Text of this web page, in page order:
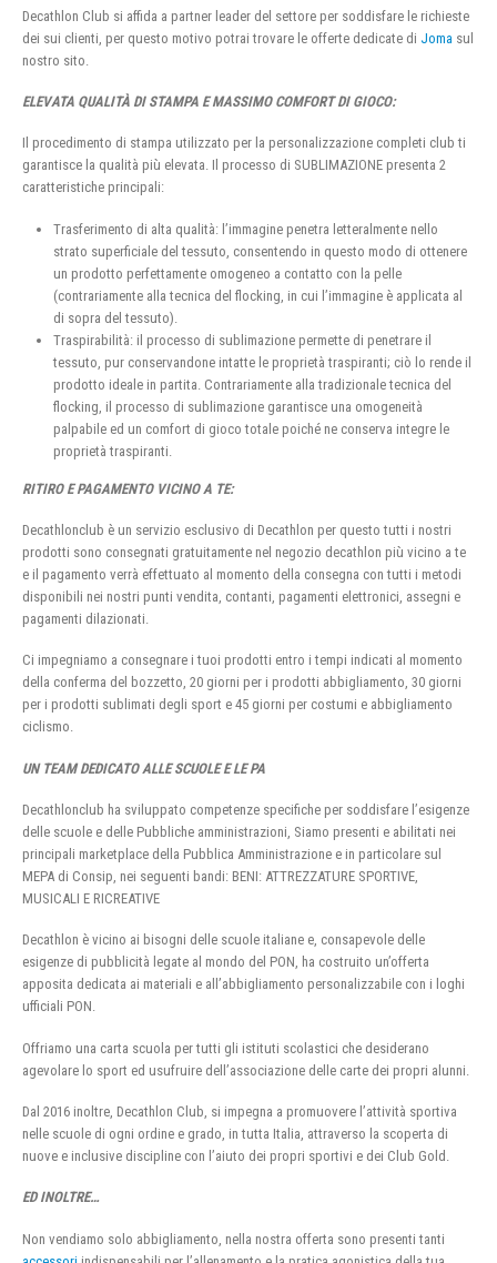
Decathlon Club si affida a partner leader del settore per soddisfare le richieste
dei sui clienti, per questo motivo potrai trovare le offerte dedicate di Joma sul
nostro sito.
ELEVATA QUALITÀ DI STAMPA E MASSIMO COMFORT DI GIOCO:
Il procedimento di stampa utilizzato per la personalizzazione completi club ti
garantisce la qualità più elevata. Il processo di SUBLIMAZIONE presenta 2
caratteristiche principali:
Trasferimento di alta qualità: l’immagine penetra letteralmente nello
strato superficiale del tessuto, consentendo in questo modo di ottenere
un prodotto perfettamente omogeneo a contatto con la pelle
(contrariamente alla tecnica del flocking, in cui l’immagine è applicata al
di sopra del tessuto).
Traspirabilità: il processo di sublimazione permette di penetrare il
tessuto, pur conservandone intatte le proprietà traspiranti; ciò lo rende il
prodotto ideale in partita. Contrariamente alla tradizionale tecnica del
flocking, il processo di sublimazione garantisce una omogeneità
palpabile ed un comfort di gioco totale poiché ne conserva integre le
proprietà traspiranti.
RITIRO E PAGAMENTO VICINO A TE:
Decathlonclub è un servizio esclusivo di Decathlon per questo tutti i nostri
prodotti sono consegnati gratuitamente nel negozio decathlon più vicino a te
e il pagamento verrà effettuato al momento della consegna con tutti i metodi
disponibili nei nostri punti vendita, contanti, pagamenti elettronici, assegni e
pagamenti dilazionati.
Ci impegniamo a consegnare i tuoi prodotti entro i tempi indicati al momento
della conferma del bozzetto, 20 giorni per i prodotti abbigliamento, 30 giorni
per i prodotti sublimati degli sport e 45 giorni per costumi e abbigliamento
ciclismo.
UN TEAM DEDICATO ALLE SCUOLE E LE PA
Decathlonclub ha sviluppato competenze specifiche per soddisfare l’esigenze
delle scuole e delle Pubbliche amministrazioni, Siamo presenti e abilitati nei
principali marketplace della Pubblica Amministrazione e in particolare sul
MEPA di Consip, nei seguenti bandi: BENI: ATTREZZATURE SPORTIVE,
MUSICALI E RICREATIVE
Decathlon è vicino ai bisogni delle scuole italiane e, consapevole delle
esigenze di pubblicità legate al mondo del PON, ha costruito un’offerta
apposita dedicata ai materiali e all’abbigliamento personalizzabile con i loghi
ufficiali PON.
Offriamo una carta scuola per tutti gli istituti scolastici che desiderano
agevolare lo sport ed usufruire dell’associazione delle carte dei propri alunni.
Dal 2016 inoltre, Decathlon Club, si impegna a promuovere l’attività sportiva
nelle scuole di ogni ordine e grado, in tutta Italia, attraverso la scoperta di
nuove e inclusive discipline con l’aiuto dei propri sportivi e dei Club Gold.
ED INOLTRE…
Non vendiamo solo abbigliamento, nella nostra offerta sono presenti tanti